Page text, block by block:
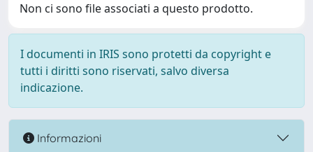
Non ci sono file associati a questo prodotto.
I documenti in IRIS sono protetti da copyright e
tutti i diritti sono riservati, salvo diversa
indicazione.
Informazioni